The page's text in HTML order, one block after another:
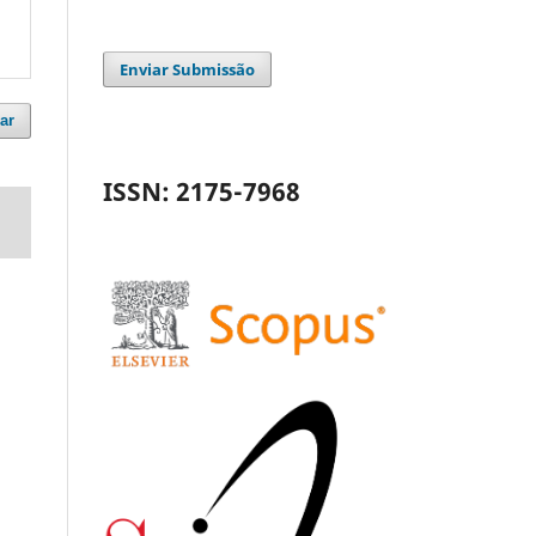
Enviar Submissão
ISSN: 2175-7968